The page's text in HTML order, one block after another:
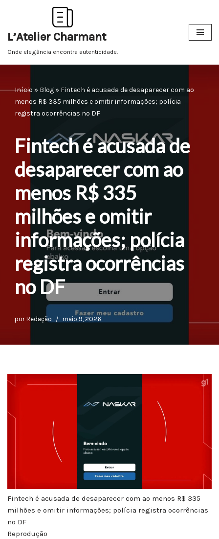
para
o
L’Atelier Charmant
Onde elegância encontra autenticidade.
Início » Blog » Fintech é acusada de desaparecer com ao
menos R$ 335 milhões e omitir informações; polícia
registra ocorrências no DF
Fintech é acusada de
desaparecer com ao
menos R$ 335
milhões e omitir
informações; polícia
registra ocorrências
no DF
por Redação maio 9, 2026
Fintech é acusada de desaparecer com ao menos R$ 335
milhões e omitir informações; polícia registra ocorrências
no DF
Reprodução